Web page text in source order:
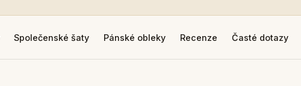
Společenské šaty Pánské obleky Recenze Časté dotazy